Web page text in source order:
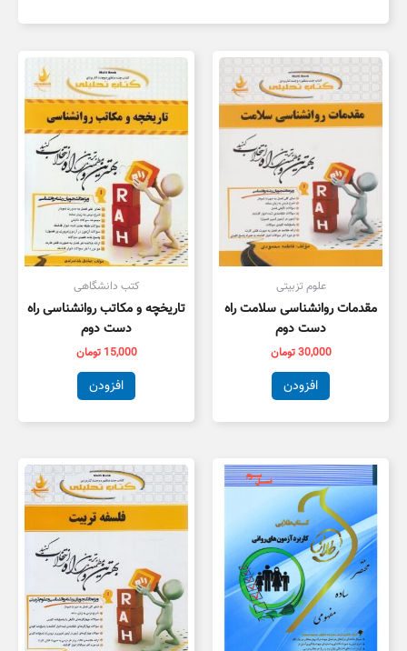
علوم تزبیتی
مقدمات روانشناسی سلامت راه
دست دوم
30,000تومان
افزودن
کتب دانشگاهی
تاریخچه و مکاتب روانشناسی راه
دست دوم
15,000 تومان
افزودن